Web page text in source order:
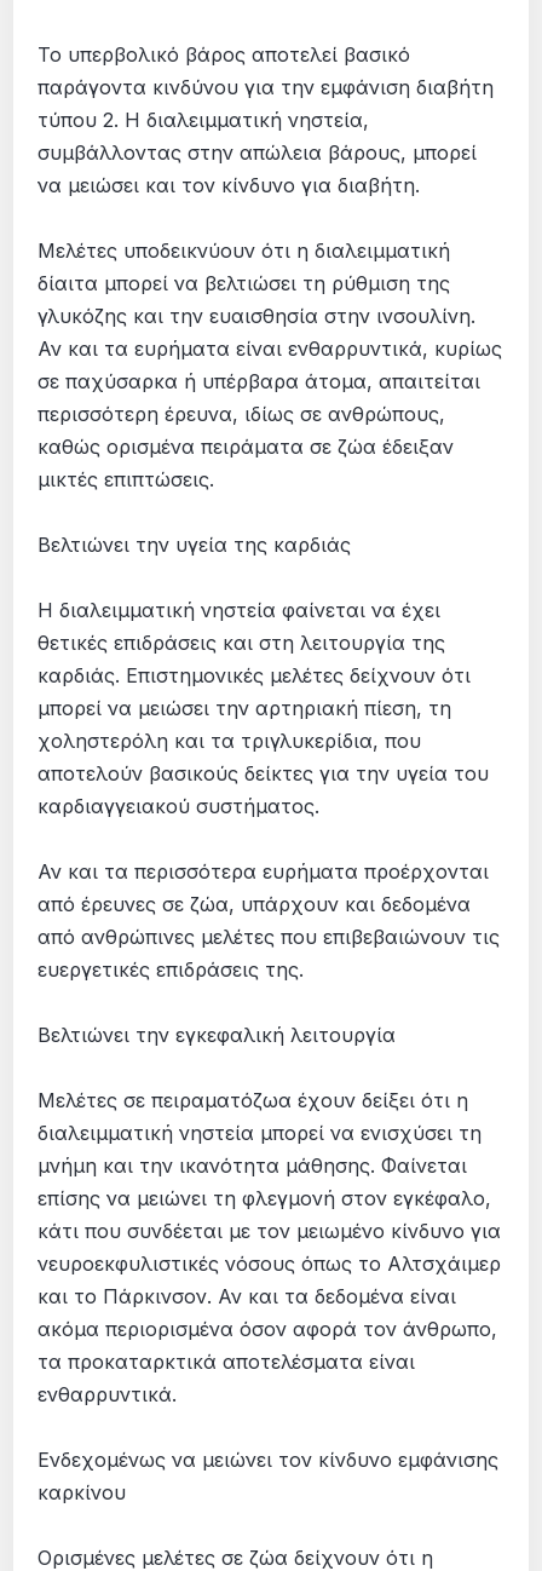
Το υπερβολικό βάρος αποτελεί βασικό
παράγοντα κινδύνου για την εμφάνιση διαβήτη
τύπου 2. Η διαλειμματική νηστεία,
συμβάλλοντας στην απώλεια βάρους, μπορεί
να μειώσει και τον κίνδυνο για διαβήτη.
Μελέτες υποδεικνύουν ότι η διαλειμματική
δίαιτα μπορεί να βελτιώσει τη ρύθμιση της
γλυκόζης και την ευαισθησία στην ινσουλίνη.
Αν και τα ευρήματα είναι ενθαρρυντικά, κυρίως
σε παχύσαρκα ή υπέρβαρα άτομα, απαιτείται
περισσότερη έρευνα, ιδίως σε ανθρώπους,
καθώς ορισμένα πειράματα σε ζώα έδειξαν
μικτές επιπτώσεις.
Βελτιώνει την υγεία της καρδιάς
Η διαλειμματική νηστεία φαίνεται να έχει
θετικές επιδράσεις και στη λειτουργία της
καρδιάς. Επιστημονικές μελέτες δείχνουν ότι
μπορεί να μειώσει την αρτηριακή πίεση, τη
χοληστερόλη και τα τριγλυκερίδια, που
αποτελούν βασικούς δείκτες για την υγεία του
καρδιαγγειακού συστήματος.
Αν και τα περισσότερα ευρήματα προέρχονται
από έρευνες σε ζώα, υπάρχουν και δεδομένα
από ανθρώπινες μελέτες που επιβεβαιώνουν τις
ευεργετικές επιδράσεις της.
Βελτιώνει την εγκεφαλική λειτουργία
Μελέτες σε πειραματόζωα έχουν δείξει ότι η
διαλειμματική νηστεία μπορεί να ενισχύσει τη
μνήμη και την ικανότητα μάθησης. Φαίνεται
επίσης να μειώνει τη φλεγμονή στον εγκέφαλο,
κάτι που συνδέεται με τον μειωμένο κίνδυνο για
νευροεκφυλιστικές νόσους όπως το Αλτσχάιμερ
και το Πάρκινσον. Αν και τα δεδομένα είναι
ακόμα περιορισμένα όσον αφορά τον άνθρωπο,
τα προκαταρκτικά αποτελέσματα είναι
ενθαρρυντικά.
Ενδεχομένως να μειώνει τον κίνδυνο εμφάνισης
καρκίνου
Ορισμένες μελέτες σε ζώα δείχνουν ότι η